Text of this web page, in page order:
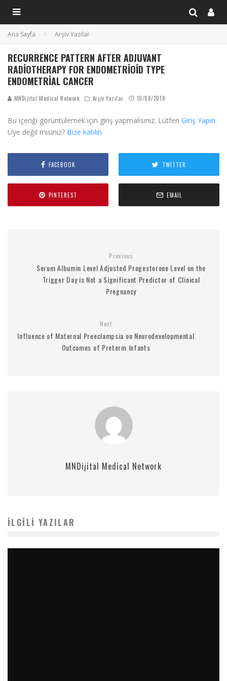
Ana Sayfa Arşiv Yazılar
RECURRENCE PATTERN AFTER ADJUVANT
RADIOTHERAPY FOR ENDOMETRIOID TYPE
ENDOMETRIAL CANCER
MNDijital Medical Network Arşiv Yazılar 10/08/2018
Bu içeriği görüntülemek için giriş yapmalısınız. Lütfen Giriş Yapın.
Üye değil misiniz? Bize katılın
FACEBOOK TWITTER
PINTEREST EMAIL
Previous
Serum Albumin Level Adjusted Progesterone Level on the
Trigger Day is Not a Significant Predictor of Clinical
Pregnancy
Next
Influence of Maternal Preeclampsia on Neurodevelopmental
Outcomes of Preterm Infants
MNDijital Medical Network
İLGILI YAZILAR